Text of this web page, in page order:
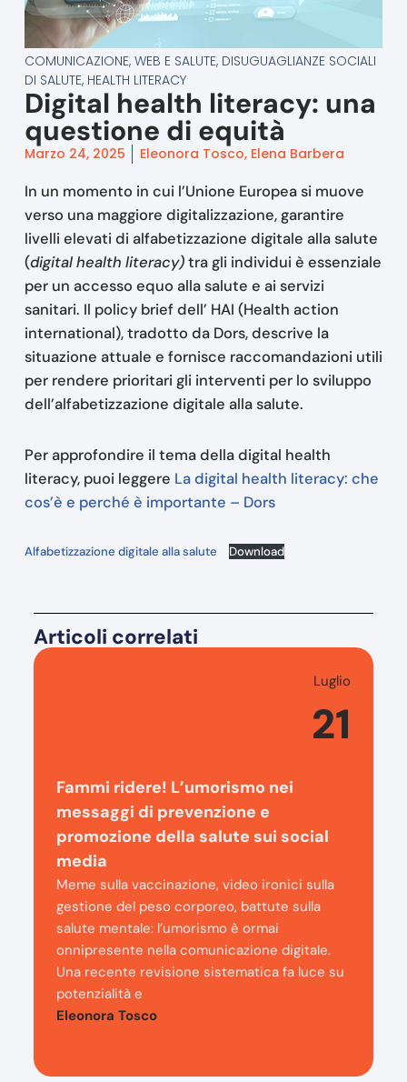
COMUNICAZIONE, WEB E SALUTE, DISUGUAGLIANZE SOCIALI
DI SALUTE, HEALTH LITERACY
Digital health literacy: una
questione di equità
Marzo 24, 2025 Eleonora Tosco, Elena Barbera
In un momento in cui l’Unione Europea si muove
verso una maggiore digitalizzazione, garantire
livelli elevati di alfabetizzazione digitale alla salute
(digital health literacy)tra gli individui è essenziale
per un accesso equo alla salute e ai servizi
sanitari. Il policy brief dell’ HAI (Health action
international), tradotto da Dors, descrive la
situazione attuale e fornisce raccomandazioni utili
per rendere prioritari gli interventi per lo sviluppo
dell’alfabetizzazione digitale alla salute.
Per approfondire il tema della digital health
literacy, puoi leggere La digital health literacy: che
cos’è e perché è importante – Dors
Alfabetizzazione digitale alla salute Download
Articoli correlati
Luglio
21
Fammi ridere! L’umorismo nei
messaggi di prevenzione e
promozione della salute sui social
media
Meme sulla vaccinazione, video ironici sulla
gestione del peso corporeo, battute sulla
salute mentale: l’umorismo è ormai
onnipresente nella comunicazione digitale.
Una recente revisione sistematica fa luce su
potenzialità e
Eleonora Tosco